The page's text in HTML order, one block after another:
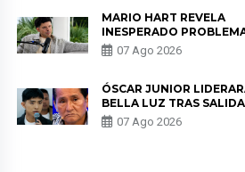
MARIO HART REVELA
INESPERADO
SALUD ANTES DE
KORINA: “ME
07 Ago 2026
ÓSCAR JUNIOR
BELLA LUZ TRAS
PADRE POR POLÉMICA
NALDY SALDAÑA
07 Ago 2026